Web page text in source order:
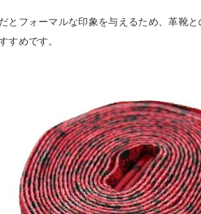
とフォーマルな印象を与えるため、革靴
すめです。